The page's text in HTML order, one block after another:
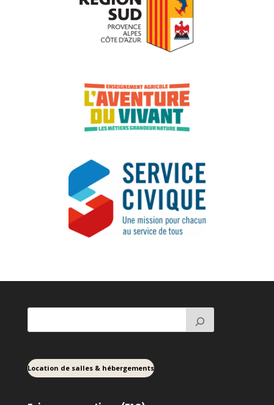
Location de salles & hébergements